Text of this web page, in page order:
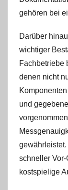
gehören bei
Darüber
wichtiger
Fachbetriebe
denen nicht
und
schneller
kostspielige